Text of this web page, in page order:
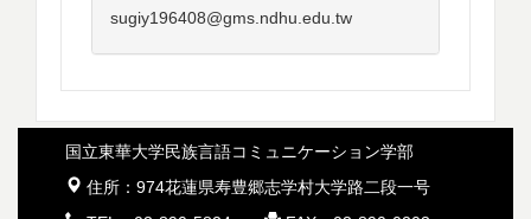
sugiy196408@gms.ndhu.edu.tw
国立東華大学民族言語コミュニケーション学部
 住所：974花蓮県寿豊郷志学村大学路二段一号